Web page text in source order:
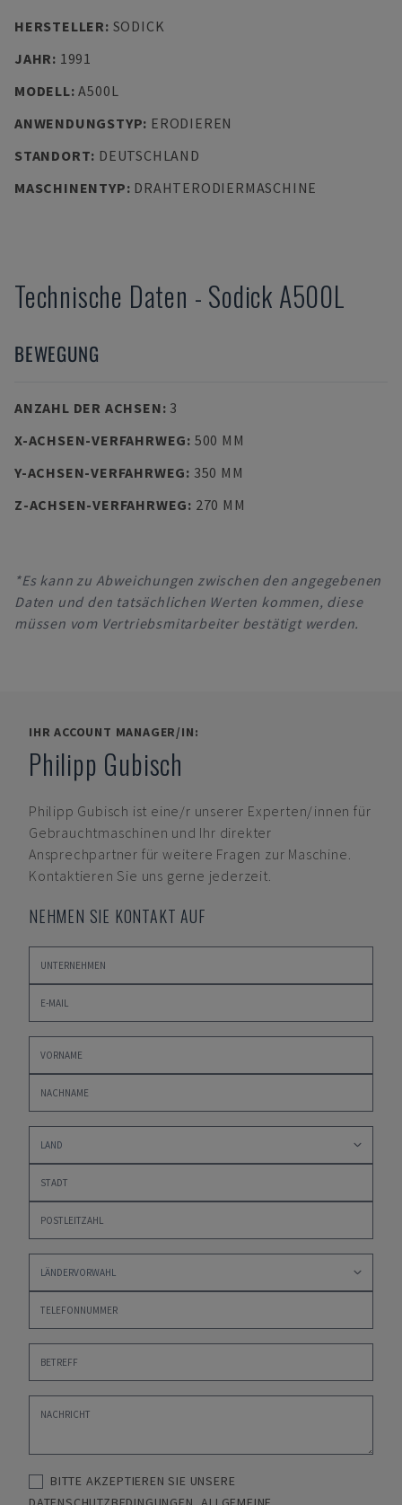
HERSTELLER: SODICK
JAHR: 1991
MODELL:A500L
ANWENDUNGSTYP: ERODIEREN
STANDORT: DEUTSCHLAND
MASCHINENTYP: DRAHTERODIERMASCHINE
Technische Daten - Sodick A500L
BEWEGUNG
ANZAHL DER ACHSEN: 3
X-ACHSEN-VERFAHRWEG: 500 MM
Y-ACHSEN-VERFAHRWEG: 350 MM
Z-ACHSEN-VERFAHRWEG: 270 MM
*Es kann zu Abweichungen zwischen den angegebenen
Daten und den tatsächlichen Werten kommen, diese
müssen vom Vertriebsmitarbeiter bestätigt werden.
IHR ACCOUNT MANAGER/IN:
Philipp Gubisch
Philipp Gubisch ist eine/r unserer Experten/innen für
Gebrauchtmaschinen und Ihr direkter
Ansprechpartner für weitere Fragen zur Maschine.
Kontaktieren Sie uns gerne jederzeit.
NEHMEN SIE KONTAKT AUF
BITTE AKZEPTIEREN SIE UNSERE